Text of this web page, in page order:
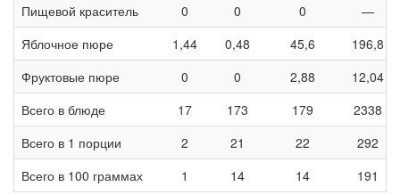
Пищевой краситель
0 0 0
—
Яблочное пюре
1,44 0,48 45,6
196,8
Фруктовые пюре
0 0 2,88
12,04
Всего в блюде
17 173 179
2338
Всего в 1 порции
2 21 22
292
Всего в 100 граммах
1 14 14 191